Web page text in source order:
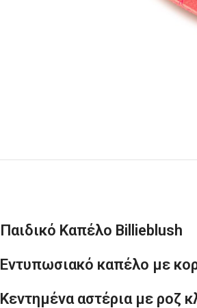
Παιδικό Καπέλο Billieblush
Εντυπωσιακό καπέλο με
Κεντημένα αστέρια με ροζ